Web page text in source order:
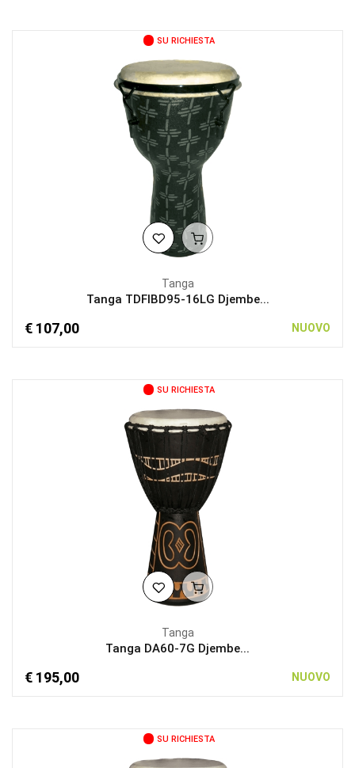
SU RICHIESTA
Tanga
Tanga TDFIBD95-16LG Djembe...
€ 107,00 NUOVO
SU RICHIESTA
Tanga
Tanga DA60-7G Djembe...
€ 195,00 NUOVO
SU RICHIESTA